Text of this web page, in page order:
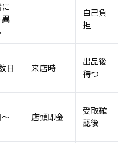
異
−
自己負
担
日 来店時
出品後
待つ
店頭即金
受取確
認後